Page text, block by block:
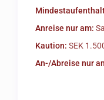
Anreise nur am:
Kaution: SEK
An-/Abreise nur